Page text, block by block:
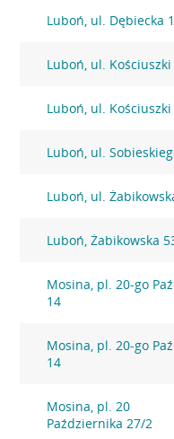
Luboń, ul. Dębiecka 1
Luboń, ul. Kościuszki
Luboń, ul. Kościuszki
Luboń, ul.
Luboń, ul.
Luboń, Żabikowska
Mosina, pl. 20-go
14
Mosina, pl. 20-go
14
Mosina, pl. 20
Października 27/2